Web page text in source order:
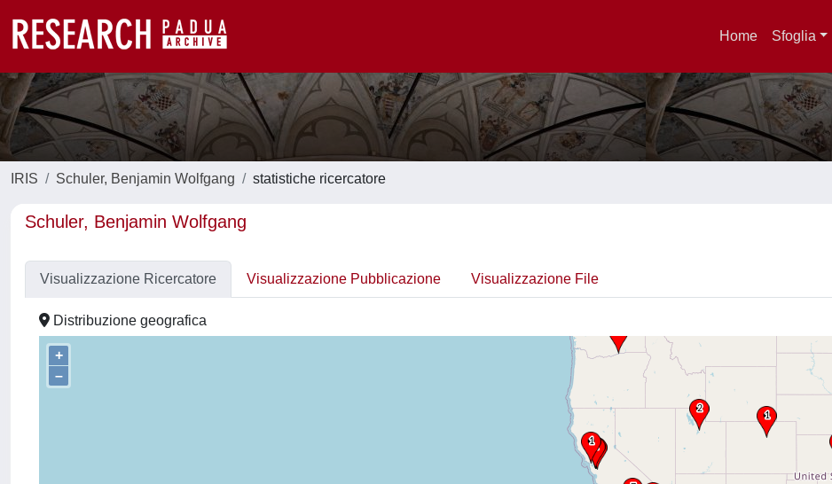
Home Sfoglia
IRIS Schuler, Benjamin Wolfgang statistiche ricercatore
Schuler, Benjamin Wolfgang
Visualizzazione Ricercatore Visualizzazione Pubblicazione Visualizzazione File
Distribuzione geografica
+
–